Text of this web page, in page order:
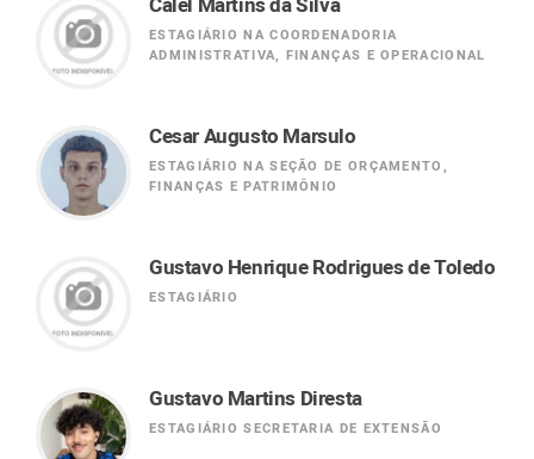
ESTAGIÁRIO NA COORDENADORIA
ADMINISTRATIVA, FINANÇAS E OPERACIONAL
Cesar Augusto Marsulo
ESTAGIÁRIO NA SEÇÃO DE ORÇAMENTO,
FINANÇAS E PATRIMÔNIO
Gustavo Henrique Rodrigues de Toledo
ESTAGIÁRIO
Gustavo Martins Diresta
ESTAGIÁRIO SECRETARIA DE EXTENSÃO